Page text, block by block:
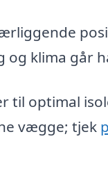
og klima går
til optimal
vægge; tjek